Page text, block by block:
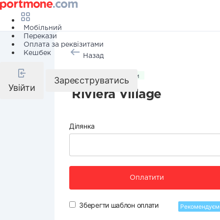
Мобільний
Перекази
Оплата за реквізитами
Кешбек
Увійти
Зареєструватись
Назад
Комунальні послуги
Riviera Village
Ділянка
Оплатити
Зберегти шаблон оплати